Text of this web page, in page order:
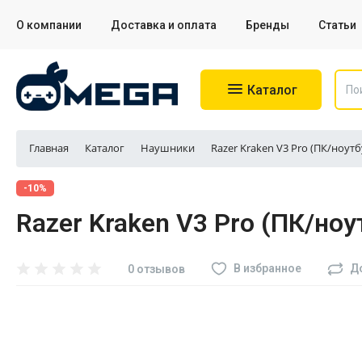
О компании Доставка и оплата Бренды Статьи
Каталог
Игровые приставки
Аксессуары для приставок
Аксессуары для Sony PS5
Главная Каталог Наушники Razer Kraken V3 Pro (ПК/
-10%
Razer Kraken V3 Pro (ПК/
0 отзывов В избранное